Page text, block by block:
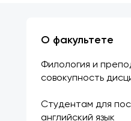
О факультете
Филология и
совокупность
Студентам для
английский язык